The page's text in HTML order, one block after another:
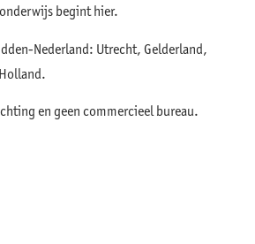
begint hier.
Nederland: Utrecht, Gelderland,
en geen commercieel bureau.